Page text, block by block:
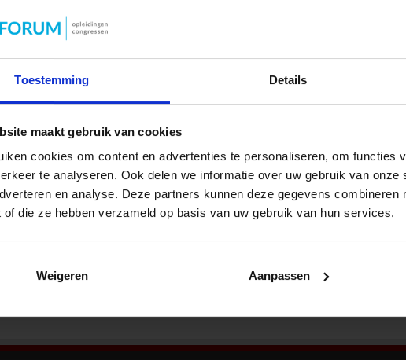
Toestemming Details
maakt gebruik van cookies
cookies om content en advertenties te personaliseren, om functies
te analyseren. Ook delen we informatie over uw gebruik van
en analyse. Deze partners kunnen deze gegevens combineren
of die ze hebben verzameld op basis van uw gebruik van hun services.
Weigeren Aanpassen
na geweld of wapenvondst
sluiten als de openbare orde rond de woning is
of dreigt te worden verstoord door ernstig
explosieven. Ook geldt de bevoegdheid als er
wapens in een woning zijn aangetroffen. De
maatregel is nodig om de openbare orde te
handhaven, waar die door de georganiseerde